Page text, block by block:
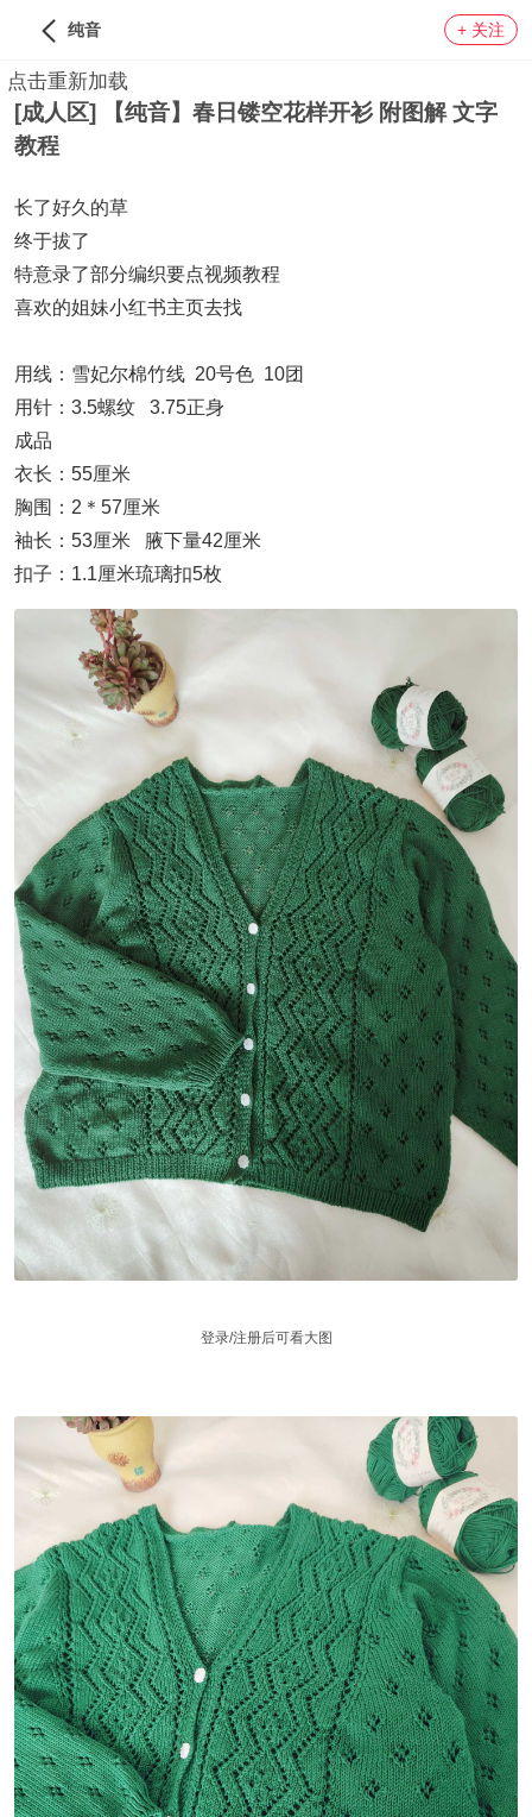
纯音
点击重新加载
LV27
+ 关注
[成人区] 【纯音】春日镂空花样开衫 附图解 文字
教程
长了好久的草
终于拔了
特意录了部分编织要点视频教程
喜欢的姐妹小红书主页去找
用线：雪妃尔棉竹线 20号色 10团
用针：3.5螺纹 3.75正身
成品
衣长：55厘米
胸围：2＊57厘米
袖长：53厘米 腋下量42厘米
扣子：1.1厘米琉璃扣5枚
登录/注册后可看大图